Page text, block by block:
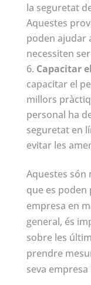
la seguretat
Aquestes
poden ajudar
necessiten
Capacitar
capacitar el
millors
personal ha
seguretat en
evitar les
Aquestes són
que es
empresa en
general, és
sobre les
prendre
seva empresa